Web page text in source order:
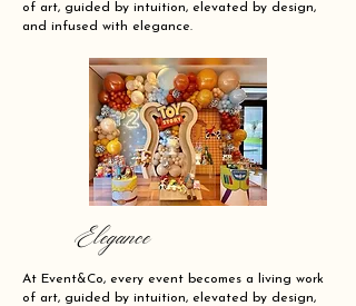
of art, guided by intuition, elevated by design,
and infused with elegance.
Elegance
At Event&Co, every event becomes a living work
of art, guided by intuition, elevated by design,